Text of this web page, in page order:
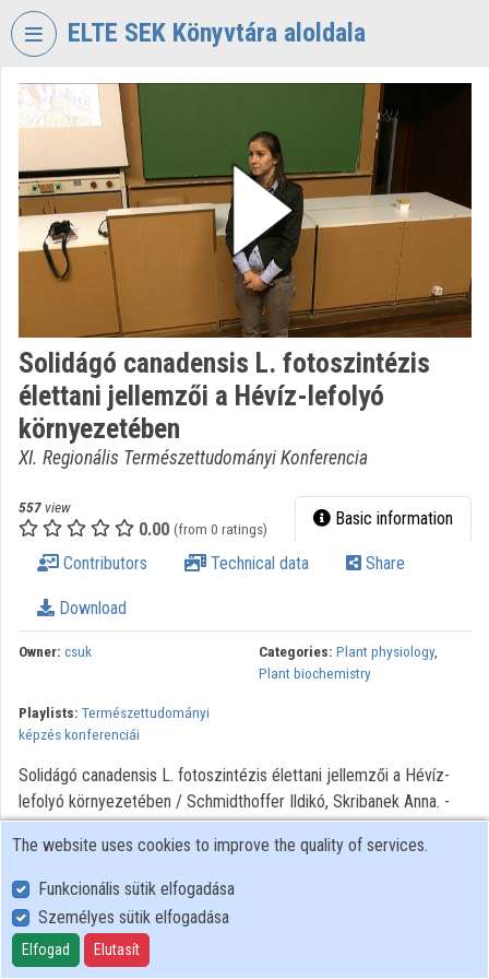
Skip header
ELTE SEK Könyvtára aloldala
VIDEOTORIUM
EKL
SAVARIA
KÖNYVTÁR
ÉS
LEVÉLTÁR
Organization home
Log In
Organization discovery
Categories
Organization playlists
Organizations
Contributors
Solidágó canadensis L. fotoszintézis
élettani jellemzői a Hévíz-lefolyó
környezetében
XI. Regionális Természettudományi Konferencia
557 view
0.00 (from 0 ratings) Basic information
Contributors Technical data Share
Download
Owner: csuk Categories: Plant physiology,
Plant biochemistry
Playlists: Természettudományi
képzés konferenciái
Solidágó canadensis L. fotoszintézis élettani jellemzői a Hévíz-
lefolyó környezetében / Schmidthoffer Ildikó, Skribanek Anna. -
Szombathely : NymE SEK, 2016. XI. Regionális
Természettudományi Konferencia előadásai
User Policy
Adatkezelési tájékoztató (en)
Cookie Policy
The website uses cookies to improve the quality of services.
Funkcionális sütik elfogadása
Személyes sütik elfogadása
Elfogad Elutasít